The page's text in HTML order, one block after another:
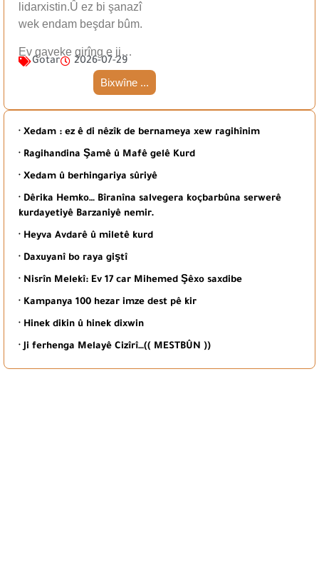
lidarxistin.Û ez bi şanazî
wek endam beşdar bûm.
Ev gaveke girîng e ji…
Gotar 2026-07-29
Bixwîne ...
· Xedam : ez ê di nêzîk de bernameya xew ragihînim
· Ragihandina Şamê û Mafê gelê Kurd
· Xedam û berhingariya sûriyê
· Dêrika Hemko… Bîranîna salvegera koçbarbûna serwerê
kurdayetiyê Barzaniyê nemir.
· Heyva Avdarê û miletê kurd
· Daxuyanî bo raya giştî
· Nisrîn Melekî: Ev 17 car Mihemed Şêxo saxdibe
· Kampanya 100 hezar imze dest pê kir
· Hinek dikin û hinek dixwin
· Ji ferhenga Melayê Cizîrî…(( MESTBÛN ))